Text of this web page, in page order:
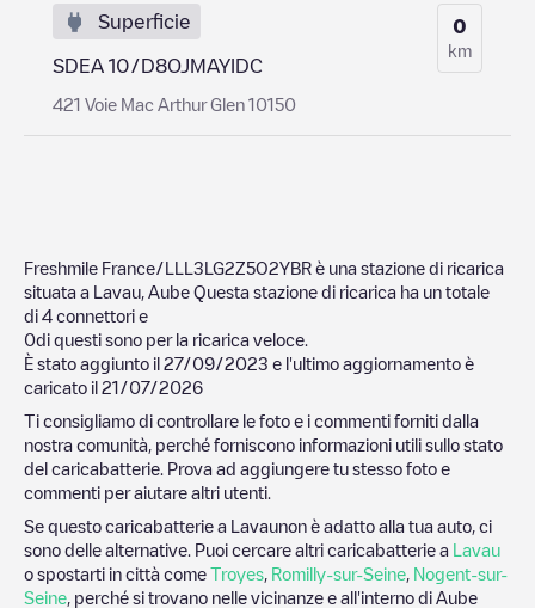
Superficie
SDEA 10/D8OJMAYIDC
421 Voie Mac Arthur Glen 10150
0
km
Freshmile France/LLL3LG2Z5O2YBR è una stazione di ricarica
situata a Lavau Aube Questa stazione di ricarica ha un totale
di 4 connettori e
0di questi sono per la ricarica veloce.
È stato aggiunto il 27/09/2023 e l'ultimo aggiornamento è
caricato il 21/07/2026
Ti consigliamo di controllare le foto e i commenti forniti dalla
nostra comunità, perché forniscono informazioni utili sullo stato
del caricabatterie. Prova ad aggiungere tu stesso foto e
commenti per aiutare altri utenti.
Se questo caricabatterie a Lavaunon è adatto alla tua auto, ci
sono delle alternative. Puoi cercare altri caricabatterie a Lavau
o spostarti in città come Troyes Romilly-sur-Seine Nogent-sur-
Seine , perché si trovano nelle vicinanze e all'interno di Aube